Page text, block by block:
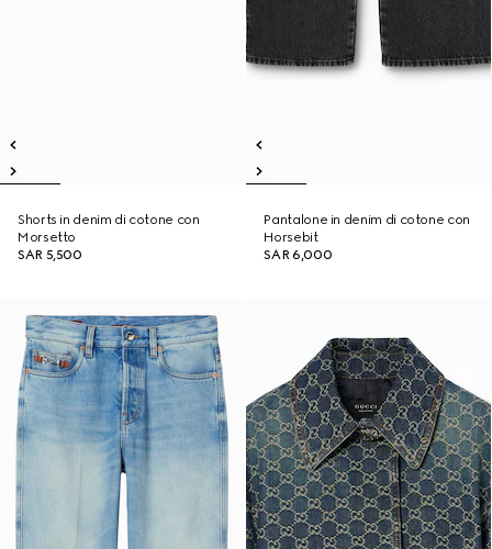
Shorts in denim di cotone con
Morsetto
SAR 5,500
Pantalone in denim di cotone con
Horsebit
SAR 6,000